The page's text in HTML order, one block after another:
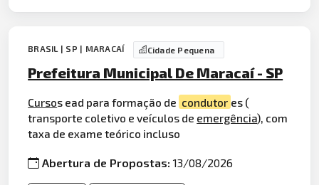
BRASIL | SP | MARACAÍ Cidade Pequena
Prefeitura Municipal De Maracaí - SP
Cursos ead para formação de condutor es (
transporte coletivo e veículos de emergência), com
taxa de exame teórico incluso
Abertura de Propostas:13/08/2026